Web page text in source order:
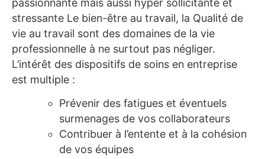
passionnante mais aussi hyper sollicitante et
stressante Le bien-être au travail, la Qualité de
vie au travail sont des domaines de la vie
professionnelle à ne surtout pas négliger.
L’intérêt des dispositifs de soins en entreprise
est multiple :
Prévenir des fatigues et éventuels
surmenages de vos collaborateurs
Contribuer à l’entente et à la cohésion
de vos équipes